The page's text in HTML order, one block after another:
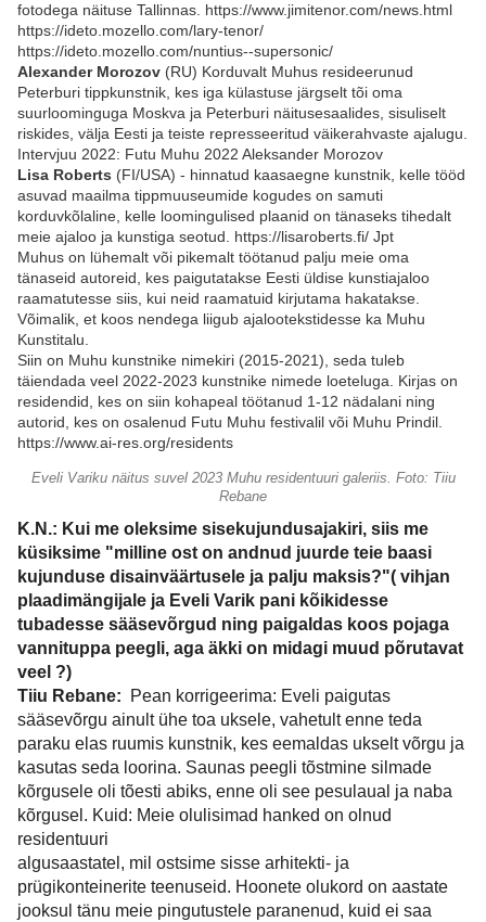
fotodega näituse Tallinnas. https://www.jimitenor.com/news.html
https://ideto.mozello.com/lary-tenor/
https://ideto.mozello.com/nuntius--supersonic/
Alexander Morozov (RU) Korduvalt Muhus resideerunud
Peterburi tippkunstnik, kes iga külastuse järgselt tõi oma
suurloominguga Moskva ja Peterburi näitusesaalides, sisuliselt
riskides, välja Eesti ja teiste represseeritud väikerahvaste ajalugu.
Intervjuu 2022: Futu Muhu 2022 Aleksander Morozov
Lisa Roberts (FI/USA) - hinnatud kaasaegne kunstnik, kelle tööd
asuvad maailma tippmuuseumide kogudes on samuti
korduvkõlaline, kelle loomingulised plaanid on tänaseks tihedalt
meie ajaloo ja kunstiga seotud. https://lisaroberts.fi/ Jpt
Muhus on lühemalt või pikemalt töötanud palju meie oma
tänaseid autoreid, kes paigutatakse Eesti üldise kunstiajaloo
raamatutesse siis, kui neid raamatuid kirjutama hakatakse.
Võimalik, et koos nendega liigub ajalootekstidesse ka Muhu
Kunstitalu.
Siin on Muhu kunstnike nimekiri (2015-2021), seda tuleb
täiendada veel 2022-2023 kunstnike nimede loeteluga. Kirjas on
residendid, kes on siin kohapeal töötanud 1-12 nädalani ning
autorid, kes on osalenud Futu Muhu festivalil või Muhu Prindil.
https://www.ai-res.org/residents
Eveli Variku näitus suvel 2023 Muhu residentuuri galeriis. Foto: Tiiu
Rebane
K.N.: Kui me oleksime sisekujundusajakiri, siis me
küsiksime "milline ost on andnud juurde teie baasi
kujunduse disainväärtusele ja palju maksis?"( vihjan
plaadimängijale ja Eveli Varik pani kõikidesse
tubadesse sääsevõrgud ning paigaldas koos pojaga
vannituppa peegli, aga äkki on midagi muud põrutavat
veel ?)
Tiiu Rebane:
Pean korrigeerima: Eveli paigutas
sääsevõrgu ainult ühe toa uksele, vahetult enne teda
paraku elas ruumis kunstnik, kes eemaldas ukselt võrgu ja
kasutas seda loorina. Saunas peegli tõstmine silmade
kõrgusele oli tõesti abiks, enne oli see pesulaual ja naba
kõrgusel. Kuid: Meie olulisimad hanked on olnud
residentuuri
algusaastatel, mil ostsime sisse arhitekti- ja
prügikonteinerite teenuseid. Hoonete olukord on aastate
jooksul tänu meie pingutustele paranenud, kuid ei saa